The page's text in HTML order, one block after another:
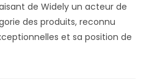
de Widely un acteur de
des produits, reconnu
et sa position de